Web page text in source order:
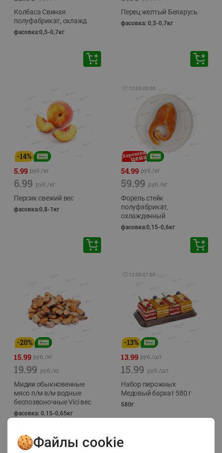
Колбаса Свиная
полуфабрикат, охлажд
фасовка:0,5-0,7кг
Перец желтый Беларусь
фасовка: 0,3-0,7кг
-14%
5.99 руб./кг
6.99 руб./кг
Персик свежий вес
фасовка:0,8-1кг
🕘 12:00-20:00
54.99 руб./кг
59.99 руб./кг
Форель стейк
полуфабрикат,
охлажденный
фасовка:0,15-0,6кг
-20%
15.99 руб./кг
19.99 руб./кг
Мидии обыкновенные
мясо п/м в/м водные
беспозвоночные Vici вес
фасовка: 0,15-0,65кг
🕘 12:00-21:00
-13%
13.99 руб./шт
15.99 руб./шт
Набор пирожных
Медовый бархат 580 г
580г
Файлы cookie